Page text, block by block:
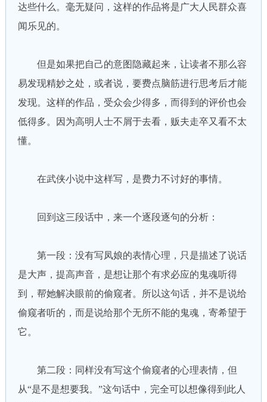
达些什么。毫无疑问，这样的作品将是广大人民群众喜
闻乐见的。
但是如果把自己的意图隐藏起来，让读者不那么容
易发现精妙之处，或者说，要费点脑筋进行思考后才能
发现。这样的作品，受众会少得多，而得到的评价也会
低得多。因为高明人士不屑于去看，贩夫走卒又看不太
懂。
在武侠小说中这样写，是费力不讨好的事情。
回到这三段话中，来一个逐段逐句的分析：
第一段：没有写凤娘的表情心理，只是描述了说话
是大声，提高声音，是想让那个有求必应的鬼魂听得
到，帮她解决眼前的偷窥者。所以这句话，并不是说给
偷窥者听的，而是说给那个无所不能的鬼魂，寄希望于
它。
第二段：同样没有写这个偷窥者的心理表情，但
从“是不是想要我。”这句话中，完全可以想像得到此人